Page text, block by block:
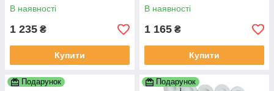
В наявності
1 235 ₴
Купити
В наявності
1 165 ₴
Купити
Подарунок Подарунок